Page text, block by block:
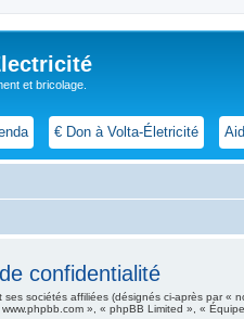
et bricolage.
€ Don à Volta-Életricité
confidentialité
sociétés affiliées (désignés ci-après par
», « phpBB Limited », «